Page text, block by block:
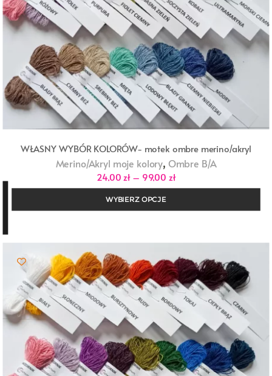
WŁASNY WYBÓR KOLORÓW- motek ombre merino/akryl
Merino/Akryl moje kolory, Ombre B/A
24,00 zł – 99,00 złZakres
cen:
do
WYBIERZ OPCJE